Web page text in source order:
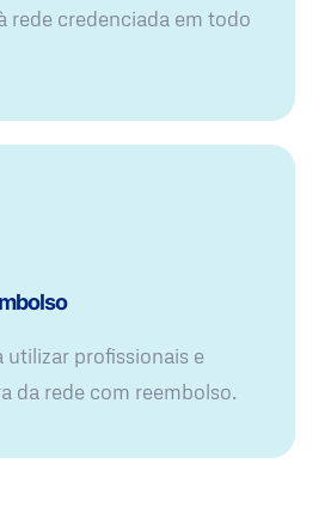
rede credenciada em todo
utilizar profissionais e
da rede com reembolso.